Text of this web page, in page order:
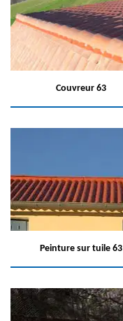
Couvreur 63
Peinture sur tuile 63